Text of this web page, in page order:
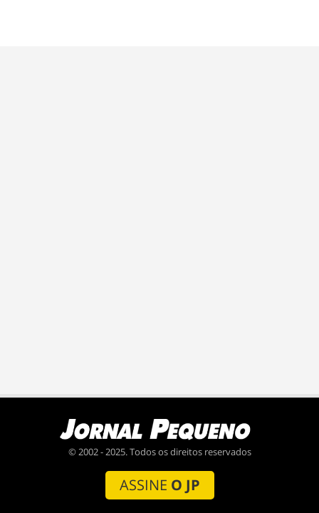
© 2002 - 2025. Todos os direitos reservados
ASSINE O JP